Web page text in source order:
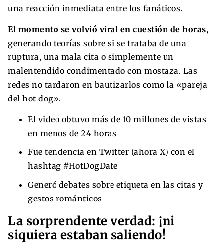
una reacción inmediata entre los fanáticos.
El momento se volvió viral en cuestión de horas,
generando teorías sobre si se trataba de una
ruptura, una mala cita o simplemente un
malentendido condimentado con mostaza. Las
redes no tardaron en bautizarlos como la «pareja
del hot dog».
El video obtuvo más de 10 millones de vistas
en menos de 24 horas
Fue tendencia en Twitter (ahora X) con el
hashtag #HotDogDate
Generó debates sobre etiqueta en las citas y
gestos románticos
La sorprendente verdad: ¡ni
siquiera estaban saliendo!